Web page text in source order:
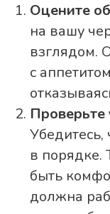
Оцените
на вашу
взглядом.
с
Убедитесь,
в порядке.
быть
должна